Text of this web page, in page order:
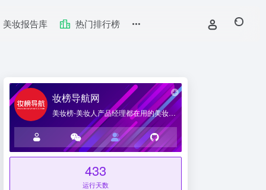
美妆报告库 热门排行榜
妆榜导航网
美妆榜-美妆人产品经理都在用的美妆产业导航网站
433
运行天数